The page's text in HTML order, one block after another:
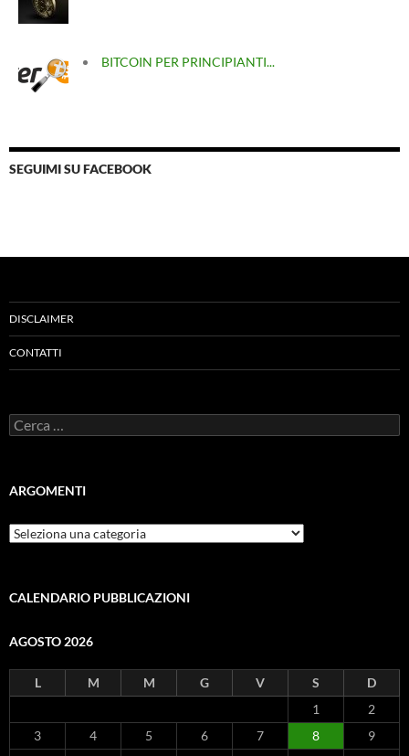
BITCOIN PER PRINCIPIANTI...
SEGUIMI SU FACEBOOK
DISCLAIMER
CONTATTI
Ricerca
per:
ARGOMENTI
ARGOMENTI
CALENDARIO PUBBLICAZIONI
AGOSTO 2026
L M M G V S
D
1
2
3
4 5 6 7 8
9